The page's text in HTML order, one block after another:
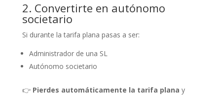
2. Convertirte en autónomo
societario
Si durante la tarifa plana pasas a ser:
Administrador de una SL
Autónomo societario
👉 Pierdes automáticamente la tarifa plana y